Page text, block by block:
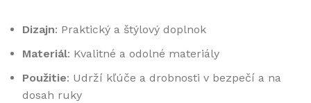
Dizajn: Praktický a štýlový doplnok
Materiál: Kvalitné a odolné materiály
Použitie: Udrží kľúče a drobnosti v bezpečí a na
dosah ruky